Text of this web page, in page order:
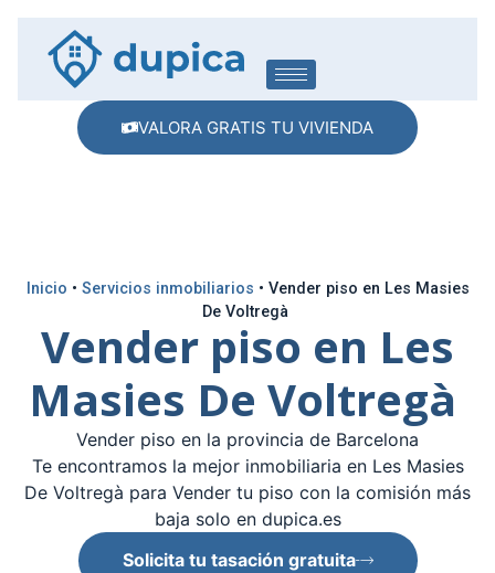
VALORA GRATIS TU VIVIENDA
Inicio • Servicios inmobiliarios • Vender piso en Les Masies
De Voltregà
Vender piso en Les
Masies De Voltregà
Vender piso en la provincia de Barcelona
Te encontramos la mejor inmobiliaria en Les Masies
De Voltregà para Vender tu piso con la comisión más
baja solo en dupica.es
Solicita tu tasación gratuita